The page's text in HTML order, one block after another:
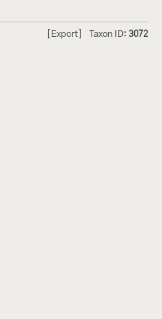
Taxon ID: 3072
[Export]